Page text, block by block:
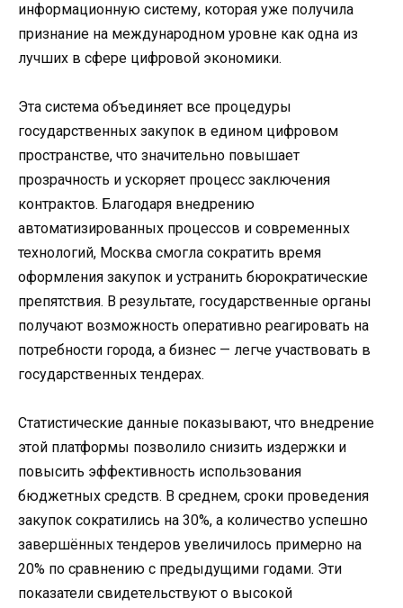
информационную систему, которая уже получила
признание на международном уровне как одна из
лучших в сфере цифровой экономики.
Эта система объединяет все процедуры
государственных закупок в едином цифровом
пространстве, что значительно повышает
прозрачность и ускоряет процесс заключения
контрактов. Благодаря внедрению
автоматизированных процессов и современных
технологий, Москва смогла сократить время
оформления закупок и устранить бюрократические
препятствия. В результате, государственные органы
получают возможность оперативно реагировать на
потребности города, а бизнес — легче участвовать в
государственных тендерах.
Статистические данные показывают, что внедрение
этой платформы позволило снизить издержки и
повысить эффективность использования
бюджетных средств. В среднем, сроки проведения
закупок сократились на 30%, а количество успешно
завершённых тендеров увеличилось примерно на
20% по сравнению с предыдущими годами. Эти
показатели свидетельствуют о высокой